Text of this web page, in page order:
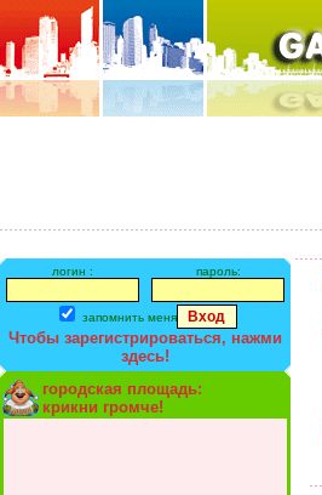
логин : пароль:
запомнить меня
Чтобы зарегистрироваться, нажми
здесь!
городская площадь:
крикни громче!